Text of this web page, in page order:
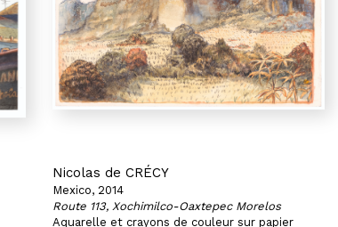
Nicolas de CRÉCY
Mexico, 2014
Route 113, Xochimilco-Oaxtepec Morelos
Aquarelle et crayons de couleur sur papier